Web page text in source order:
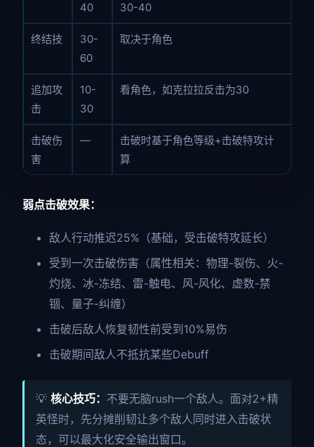
40
30-40
终结技
30-
60
取决于角色
追加攻
击
10-
30
看角色，如克拉拉反击为30
击破伤
害
—
击破时基于角色等级+击破特攻计
算
弱点击破效果：
敌人行动推迟25%（基础，受击破特攻延长）
受到一次击破伤害（属性相关：物理-裂伤、火-
灼烧、冰-冻结、雷-触电、风-风化、虚数-禁
锢、量子-纠缠）
击破后敌人恢复韧性前受到10%易伤
击破期间敌人不抵抗某些Debuff
💡 核心技巧： 不要无脑rush一个敌人。面对2+精
英怪时，先分摊削韧让多个敌人同时进入击破状
态，可以最大化安全输出窗口。